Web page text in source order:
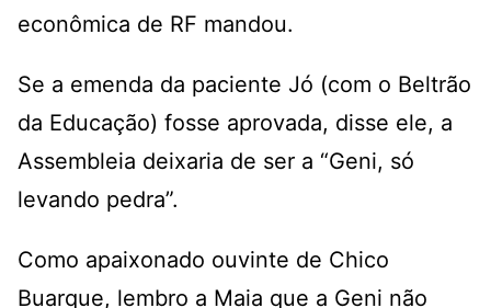
econômica de RF mandou.
Se a emenda da paciente Jó (com o Beltrão
da Educação) fosse aprovada, disse ele, a
Assembleia deixaria de ser a “Geni, só
levando pedra”.
Como apaixonado ouvinte de Chico
Buarque, lembro a Maia que a Geni não